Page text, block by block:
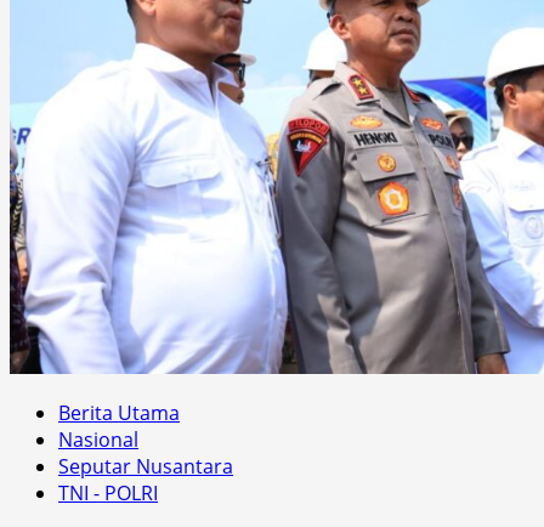
Berita Utama
Nasional
Seputar Nusantara
TNI - POLRI